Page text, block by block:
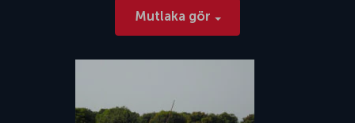
Mutlaka gör